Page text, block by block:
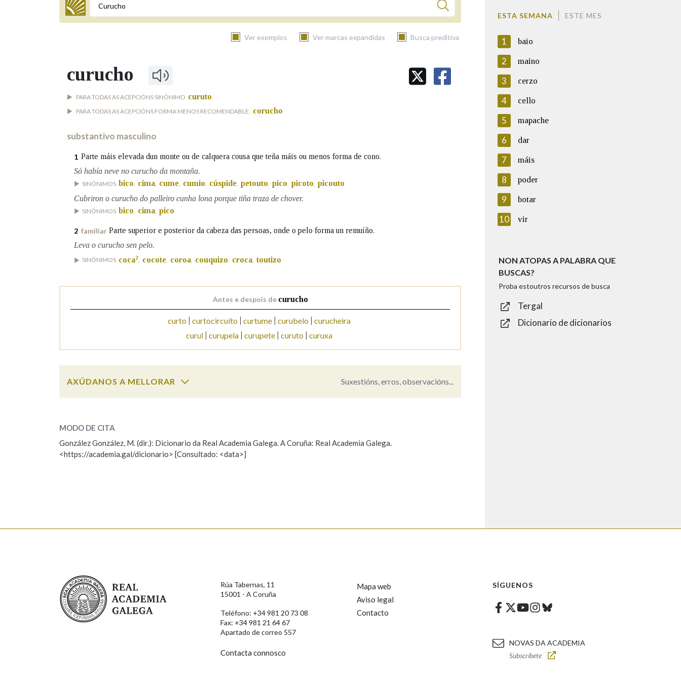
Termo a buscar
Ver exemplos Ver marcas expandidas Busca preditiva
BUSCAR NOS LEMAS
Comeza por
Remata por
Contén Na fraseoloxía
OUTRAS OPCIÓNS DE BUSCA
Marcas gramaticais
AXUDA NA BUSCA
curucho
PARA TODAS AS ACEPCIÓNS SINÓNIMO curuto
PARA TODAS AS ACEPCIÓNS FORMA MENOS RECOMENDABLE: corucho
substantivo masculino
1 Parte máis elevada dun monte ou de calquera cousa que teña máis ou menos forma de cono.
Só había neve no curucho da montaña.
SINÓNIMOS bico, cima, cume, cumio, cúspide, petouto, pico, picoto, picouto
Cubriron o curucho do palleiro cunha lona porque tiña traza de chover.
SINÓNIMOS bico, cima, pico
2 familiar Parte superior e posterior da cabeza das persoas, onde o pelo forma un remuíño.
Leva o curucho sen pelo.
SINÓNIMOS coca2, cocote, coroa, couquizo, croca, toutizo
Antes e despois de curucho
curto curtocircuíto curtume curubelo
curucheira
curul
curupela curupete curuto curuxa
AXÚDANOS A MELLORAR Suxestións, erros, observacións...
ESCOLLE UNHA OPCIÓN:
Observación Hai un erro na palabra Propoño mellorar a definición
Comentario
MODO DE CITA
González González, M. (dir.): Dicionario da Real Academia Galega. A Coruña: Real Academia Galega.
<https://academia.gal/dicionario> [Consultado: <data>]
ESTA SEMANA ESTE MES
1 baio
2 maino
3 cerzo
4 cello
5 mapache
6 dar
7 máis
8 poder
9 botar
10 vir
NON ATOPAS A PALABRA QUE
BUSCAS?
Proba estoutros recursos de busca
Tergal
Dicionario de dicionarios
Real Academia Galega
Rúa Tabernas, 11
15001 - A Coruña
Teléfono: +34 981 20 73 08
Fax: +34 981 21 64 67
Apartado de correo 557
Contacta connosco
Mapa web
Aviso legal
Contacto
SÍGUENOS
Facebook
Twitter
Youtube
Instagram
Bluesky
NOVAS DA ACADEMIA
Subscríbete